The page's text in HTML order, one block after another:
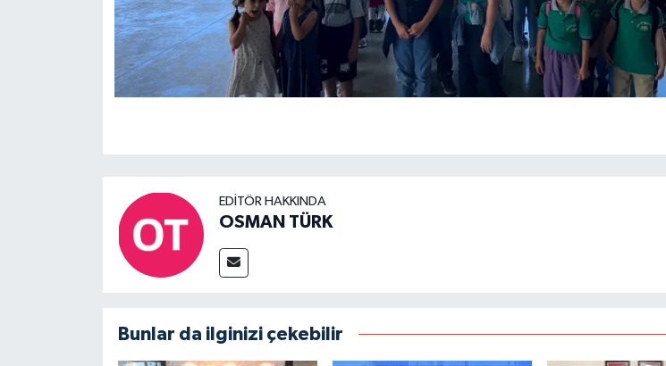
EDITÖR HAKKINDA
OSMAN TÜRK
Bunlar da ilginizi çekebilir